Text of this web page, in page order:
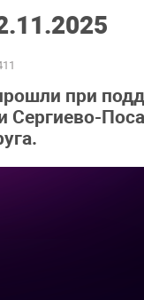
при
Сергиево-